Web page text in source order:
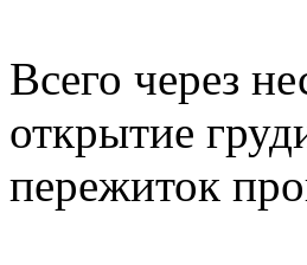
Всего через
открытие
пережиток